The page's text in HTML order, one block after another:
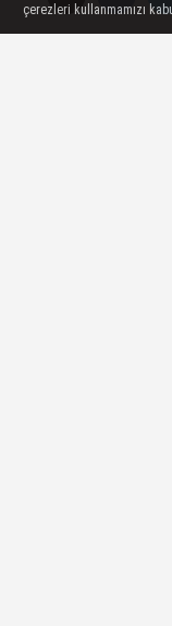
Foça'da
çerezleri kullanmamızı